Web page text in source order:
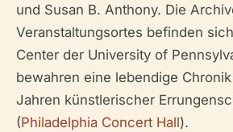
und Susan B. Anthony. Die
Veranstaltungsortes befinden
Center der University of
bewahren eine lebendige
Jahren künstlerischer
(Philadelphia Concert Hall).